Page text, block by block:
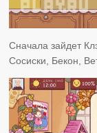
Сначала зайдет
Сосиски, Бекон,